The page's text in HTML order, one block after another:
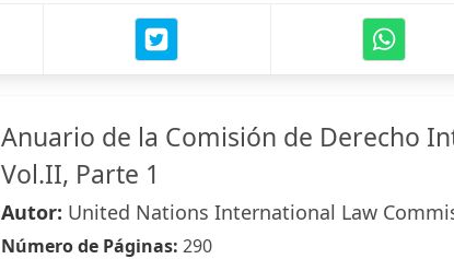
Anuario de la Comisión de Derecho
Vol.II, Parte 1
Autor: United Nations International Law
Número de Páginas: 290